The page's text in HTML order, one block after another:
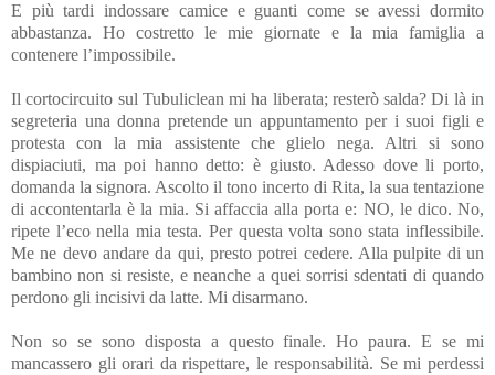
E più tardi indossare camice e guanti come se avessi dormito
abbastanza. Ho costretto le mie giornate e la mia famiglia a
contenere l’impossibile.
Il cortocircuito sul Tubuliclean mi ha liberata; resterò salda? Di là in
segreteria una donna pretende un appuntamento per i suoi figli e
protesta con la mia assistente che glielo nega. Altri si sono
dispiaciuti, ma poi hanno detto: è giusto. Adesso dove li porto,
domanda la signora. Ascolto il tono incerto di Rita, la sua tentazione
di accontentarla è la mia. Si affaccia alla porta e: NO, le dico. No,
ripete l’eco nella mia testa. Per questa volta sono stata inflessibile.
Me ne devo andare da qui, presto potrei cedere. Alla pulpite di un
bambino non si resiste, e neanche a quei sorrisi sdentati di quando
perdono gli incisivi da latte. Mi disarmano.
Non so se sono disposta a questo finale. Ho paura. E se mi
mancassero gli orari da rispettare, le responsabilità. Se mi perdessi